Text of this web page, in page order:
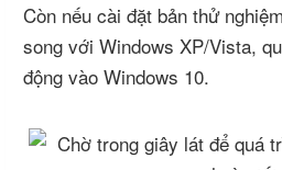
Còn nếu cài đặt bản thử
song với Windows XP/Vista,
động vào Windows 10.